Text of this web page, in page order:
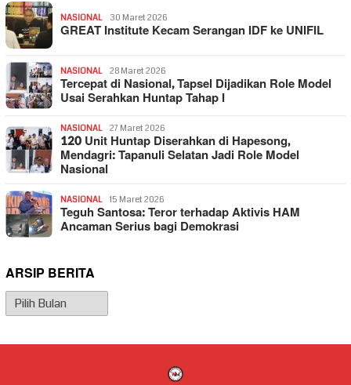
NASIONAL 30 Maret 2026
GREAT Institute Kecam Serangan IDF ke UNIFIL
NASIONAL 28 Maret 2026
Tercepat di Nasional, Tapsel Dijadikan Role Model
Usai Serahkan Huntap Tahap I
NASIONAL 27 Maret 2026
120 Unit Huntap Diserahkan di Hapesong,
Mendagri: Tapanuli Selatan Jadi Role Model
Nasional
NASIONAL 15 Maret 2026
Teguh Santosa: Teror terhadap Aktivis HAM
Ancaman Serius bagi Demokrasi
ARSIP BERITA
Arsip
Berita